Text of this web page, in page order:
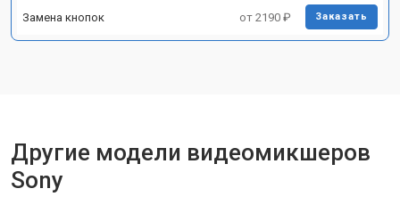
Замена кнопок от 2190 ₽ Заказать
Другие модели видеомикшеров
Sony